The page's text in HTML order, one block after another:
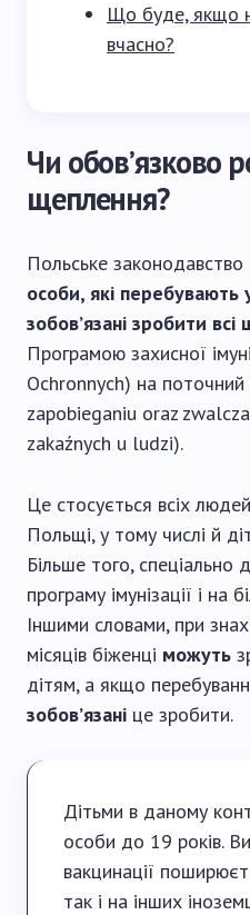
Що буде, якщо
вчасно?
Чи обов’язково
щеплення?
Польське
особи, які перебувають
зобов’язані зробити
Програмою захисної
Ochronnych) на
zapobieganiu oraz
zakaźnych u ludzi).
Це стосується всіх
Польщі, у тому числі й
Більше того,
програму імунізації і на
Іншими словами, при
місяців біженці можуть
дітям, а якщо
зобов’язані це зробити.
Дітьми в даному
особи до 19 років.
вакцинації
так і на інших